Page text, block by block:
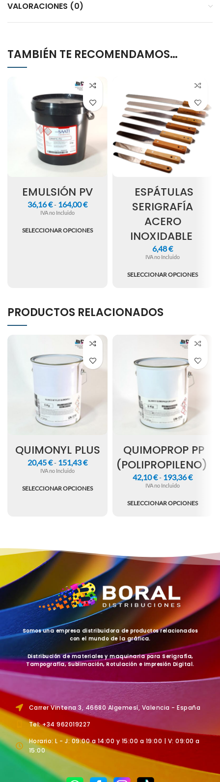
VALORACIONES (0)
TAMBIÉN TE RECOMENDAMOS…
EMULSIÓN PV
36,16€- 164,00€
IVA no Incluido
SELECCIONAR OPCIONES
ESPÁTULAS
SERIGRAFÍA
ACERO
INOXIDABLE
6,48€
IVA no Incluido
SELECCIONAR OPCIONES
PRODUCTOS RELACIONADOS
QUIMONYL PLUS
20,45€- 151,43€
IVA no Incluido
SELECCIONAR OPCIONES
QUIMOPROP PP
(POLIPROPILENO)
42,10€- 193,36€
IVA no Incluido
SELECCIONAR OPCIONES
Somos una empresa distribuidora de productos relacionados
con el mundo de la gráfica.
Distribución de materiales y maquinaria para Serigrafía,
Tampografía, Sublimación, Rotulación e Impresión Digital.
Carrer Vintena 3, 46680 Algemesí, Valencia - España
Tel: +34 962019227
Horario: L - J: 09:00 a 14:00 y 15:00 a 19:00 | V: 09:00 a
15:00